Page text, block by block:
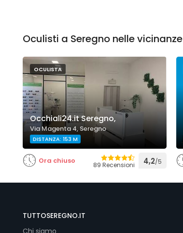
Oculisti a Seregno nelle vicinanze
OCULISTA
Occhiali24.it Seregno,
Via Magenta 4, Seregno
DISTANZA: 153 M
Ora chiuso 89 Recensioni 4,2/5
TUTTOSEREGNO.IT
Chi siamo